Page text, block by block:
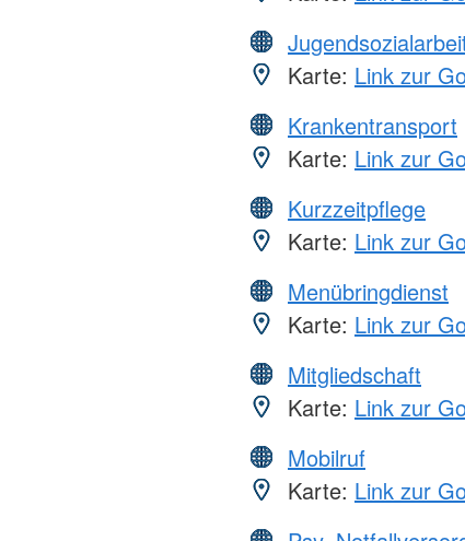
Karte: Link zur
Krankentransport
Karte: Link zur
Kurzzeitpflege
Karte: Link zur
Menübringdienst
Karte: Link zur
Mitgliedschaft
Karte: Link zur
Mobilruf
Karte: Link zur